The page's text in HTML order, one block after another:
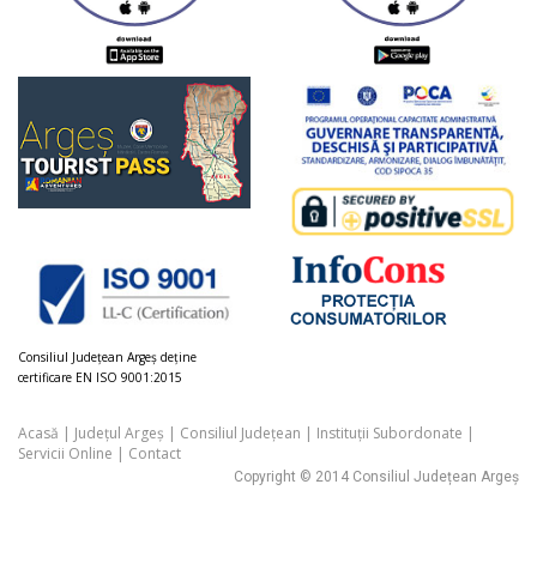
Consiliul Judeţean Argeș deţine
certificare EN ISO 9001:2015
Acasă | Județul Argeș | Consiliul Județean | Instituții Subordonate |
Servicii Online | Contact
Copyright © 2014 Consiliul Județean Argeș